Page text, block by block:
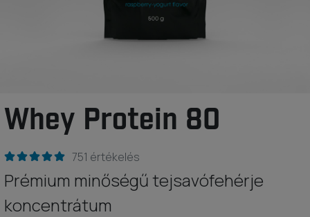
Whey Protein 80
751 értékelés
Prémium minőségű tejsavófehérje
koncentrátum